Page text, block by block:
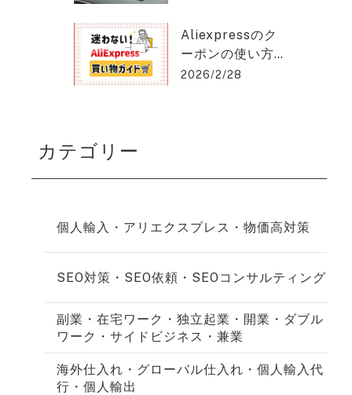
エクスプレスを
2%OFFで購入で
Aliexpressのク
ーポンの使い方
を徹底解説！保
2026/2/28
カテゴリー
個人輸入・アリエクスプレス・物価高対策
SEO対策・SEO依頼・SEOコンサルティング
副業・在宅ワーク・独立起業・開業・ダブル
ワーク・サイドビジネス・兼業
海外仕入れ・グローバル仕入れ・個人輸入代
行・個人輸出